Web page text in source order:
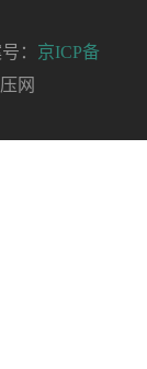
： 京ICP备
网